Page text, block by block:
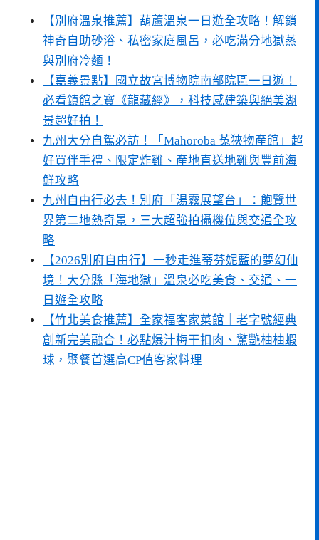
【別府溫泉推薦】葫蘆溫泉一日遊全攻略！解鎖
神奇自助砂浴、私密家庭風呂，必吃滿分地獄蒸
與別府冷麵！
【嘉義景點】國立故宮博物院南部院區一日遊！
必看鎮館之寶《龍藏經》，科技感建築與絕美湖
景超好拍！
九州大分自駕必訪！「Mahoroba 菟狹物產館」超
好買伴手禮、限定炸雞、產地直送地雞與豐前海
鮮攻略
九州自由行必去！別府「湯霧展望台」：飽覽世
界第二地熱奇景，三大超強拍攝機位與交通全攻
略
【2026別府自由行】一秒走進蒂芬妮藍的夢幻仙
境！大分縣「海地獄」溫泉必吃美食、交通、一
日遊全攻略
【竹北美食推薦】全家福客家菜館｜老字號經典
創新完美融合！必點爆汁梅干扣肉、驚艷柚柚蝦
球，聚餐首選高CP值客家料理